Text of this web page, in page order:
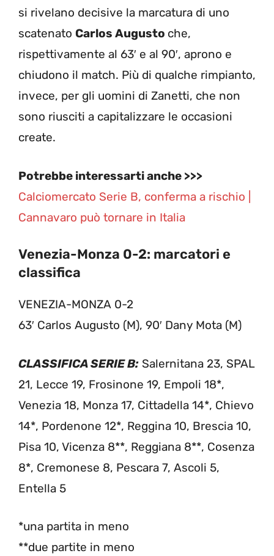
si rivelano decisive la marcatura di uno
scatenato Carlos Augusto che,
rispettivamente al 63′ e al 90′, aprono e
chiudono il match. Più di qualche rimpianto,
invece, per gli uomini di Zanetti, che non
sono riusciti a capitalizzare le occasioni
create.
Potrebbe interessarti anche >>>
Calciomercato Serie B, conferma a rischio |
Cannavaro può tornare in Italia
Venezia-Monza 0-2: marcatori e
classifica
VENEZIA-MONZA 0-2
63′ Carlos Augusto (M), 90′ Dany Mota (M)
CLASSIFICA SERIE B: Salernitana 23, SPAL
21, Lecce 19, Frosinone 19, Empoli 18*,
Venezia 18, Monza 17, Cittadella 14*, Chievo
14*, Pordenone 12*, Reggina 10, Brescia 10,
Pisa 10, Vicenza 8**, Reggiana 8**, Cosenza
8*, Cremonese 8, Pescara 7, Ascoli 5,
Entella 5
*una partita in meno
**due partite in meno